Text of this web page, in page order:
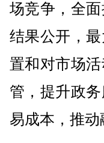
场竞争，全
结果公开，
置和对市场
管，提升政
易成本，推